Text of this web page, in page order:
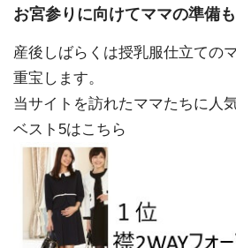
お宮参りに向けてママの準備
産後しばらくは授乳服仕立ての
重宝します。
当サイトを訪れたママたちに人
ベスト5はこちら